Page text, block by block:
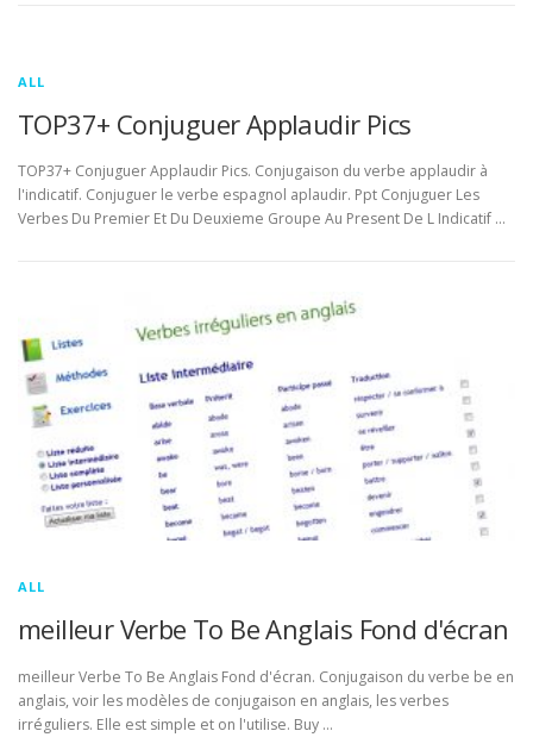
ALL
TOP37+ Conjuguer Applaudir Pics
TOP37+ Conjuguer Applaudir Pics. Conjugaison du verbe applaudir à
l'indicatif. Conjuguer le verbe espagnol aplaudir. Ppt Conjuguer Les
Verbes Du Premier Et Du Deuxieme Groupe Au Present De L Indicatif …
ALL
meilleur Verbe To Be Anglais Fond d'écran
meilleur Verbe To Be Anglais Fond d'écran. Conjugaison du verbe be en
anglais, voir les modèles de conjugaison en anglais, les verbes
irréguliers. Elle est simple et on l'utilise. Buy …